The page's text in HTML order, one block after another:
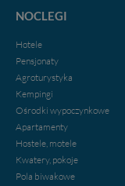
NOCLEGI
Hotele
Pensjonaty
Agroturystyka
Kempingi
Ośrodki wypoczynkowe
Apartamenty
Hostele, motele
Kwatery, pokoje
Pola biwakowe